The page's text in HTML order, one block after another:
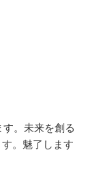
。未来を創る
。魅了します